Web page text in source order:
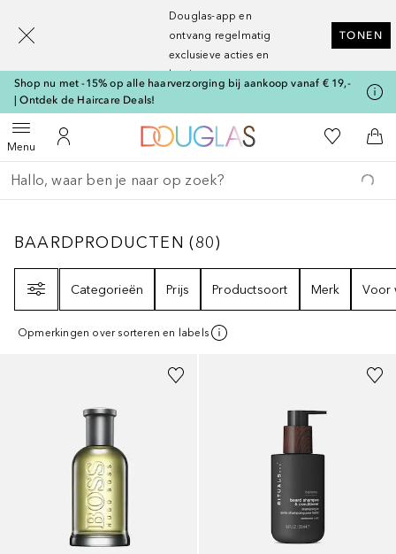
Douglas-app en
ontvang regelmatig
exclusieve acties en
kortingen
TONEN
Shop nu met -15% op alle haarverzorging bij aankoop vanaf € 19,-
| Ontdek de Haircare Deals!
MenuOpen menuNaar Mijn Account
Naar Douglas Home
Naar Mijn
Ga terug
Zoekopdracht uitvoeren
BAARDPRODUCTEN80
BAARDPRODUCTEN (80)
Categorieën
Prijs Productsoort Merk Voor
Opmerkingen over sorteren en labels
[navigation.slideout.screenreader]